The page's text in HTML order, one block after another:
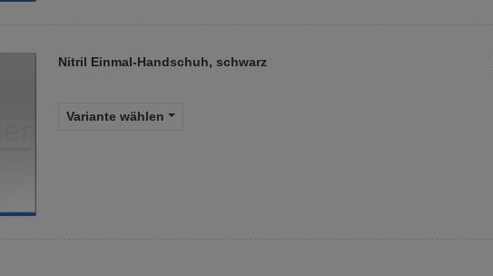
Nitril Einmal-Handschuh, schwarz
Variante wählen